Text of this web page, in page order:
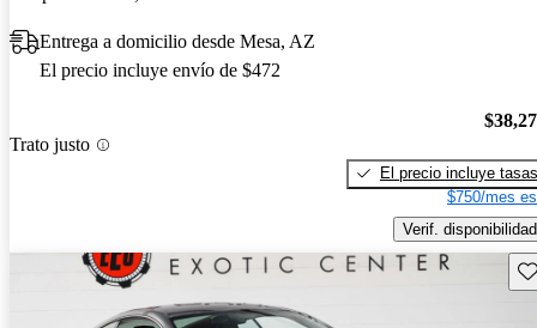
Entrega a domicilio desde Mesa, AZ
El precio incluye envío de $472
Trato justo
El precio incluye tasas
$750/mes
Verif. disponibilidad